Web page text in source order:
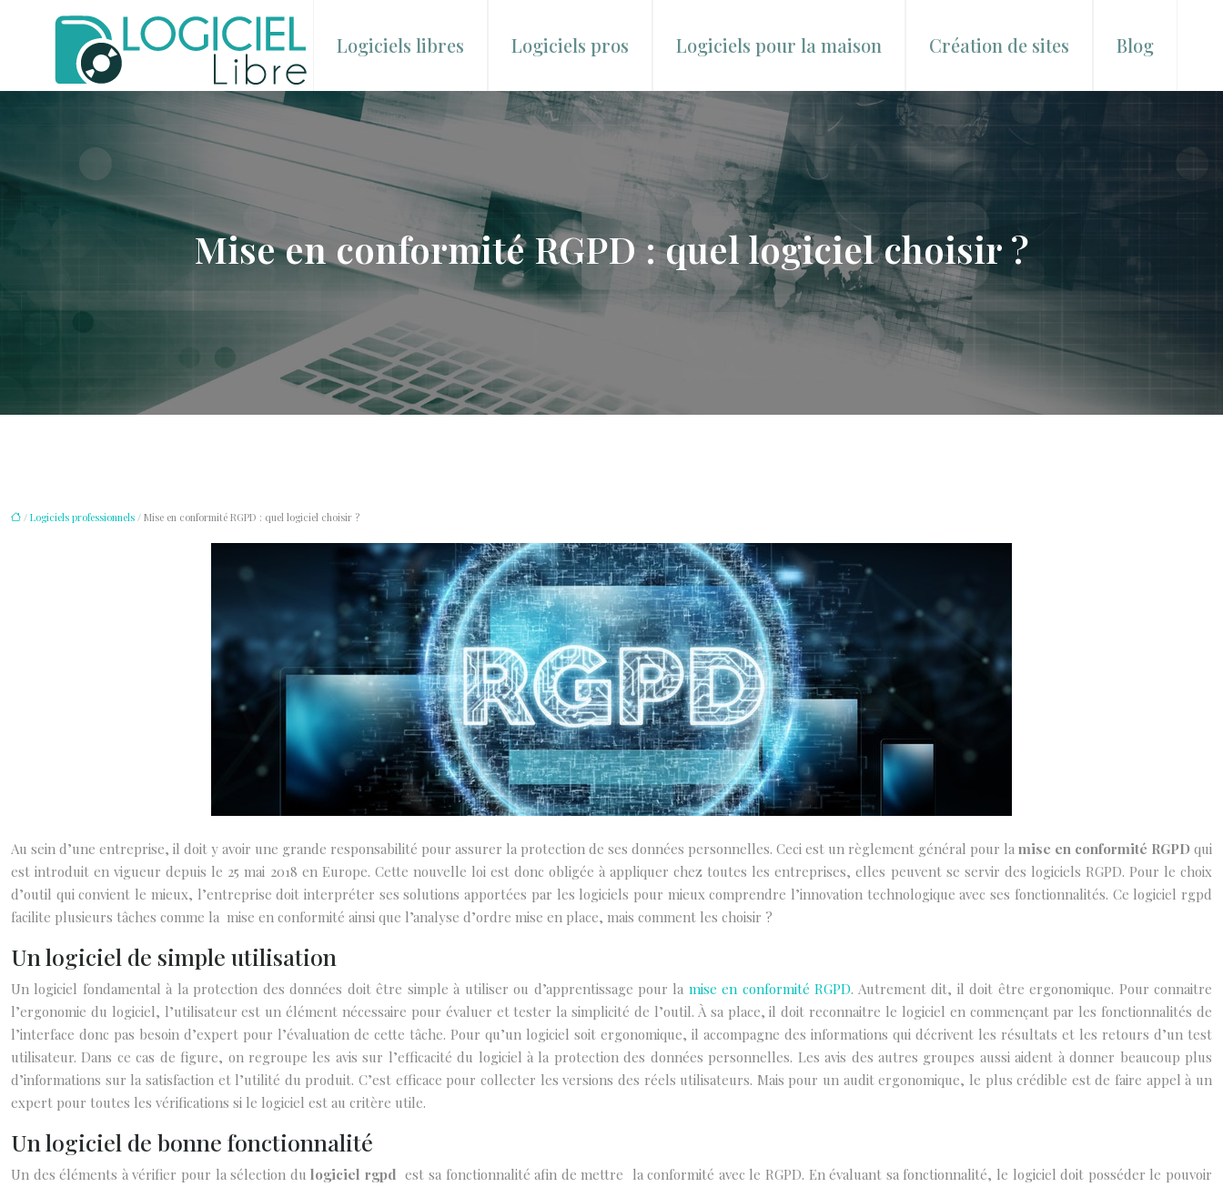
Logiciels libres Logiciels pros Logiciels pour la maison Création de sites Blog
Mise en conformité RGPD : quel logiciel choisir ?
/ Logiciels professionnels / Mise en conformité RGPD : quel logiciel choisir ?
Au sein d’une entreprise, il doit y avoir une grande responsabilité pour assurer la protection de ses données personnelles. Ceci est un règlement général pour la mise en conformité RGPD qui
est introduit en vigueur depuis le 25 mai 2018 en Europe. Cette nouvelle loi est donc obligée à appliquer chez toutes les entreprises, elles peuvent se servir des logiciels RGPD. Pour le choix
d’outil qui convient le mieux, l’entreprise doit interpréter ses solutions apportées par les logiciels pour mieux comprendre l’innovation technologique avec ses fonctionnalités. Ce logiciel rgpd
facilite plusieurs tâches comme la mise en conformité ainsi que l’analyse d’ordre mise en place, mais comment les choisir ?
Un logiciel de simple utilisation
Un logiciel fondamental à la protection des données doit être simple à utiliser ou d’apprentissage pour la mise en conformité RGPD. Autrement dit, il doit être ergonomique. Pour connaitre
l’ergonomie du logiciel, l’utilisateur est un élément nécessaire pour évaluer et tester la simplicité de l’outil. À sa place, il doit reconnaitre le logiciel en commençant par les fonctionnalités de
l’interface donc pas besoin d’expert pour l’évaluation de cette tâche. Pour qu’un logiciel soit ergonomique, il accompagne des informations qui décrivent les résultats et les retours d’un test
utilisateur. Dans ce cas de figure, on regroupe les avis sur l’efficacité du logiciel à la protection des données personnelles. Les avis des autres groupes aussi aident à donner beaucoup plus
d’informations sur la satisfaction et l’utilité du produit. C’est efficace pour collecter les versions des réels utilisateurs. Mais pour un audit ergonomique, le plus crédible est de faire appel à un
expert pour toutes les vérifications si le logiciel est au critère utile.
Un logiciel de bonne fonctionnalité
Un des éléments à vérifier pour la sélection dulogiciel rgpdest sa fonctionnalité afin de mettre la conformité avec le RGPD. En évaluant sa fonctionnalité, le logiciel doit posséder le pouvoir